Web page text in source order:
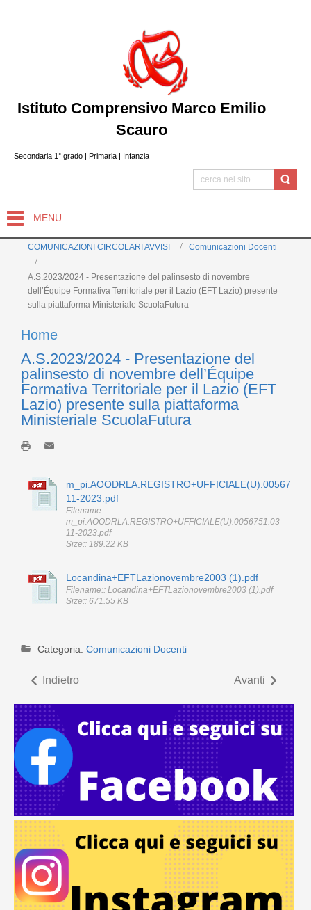
Istituto Comprensivo Marco Emilio
Scauro
Secondaria 1° grado | Primaria | Infanzia
MENU
COMUNICAZIONI CIRCOLARI AVVISI Comunicazioni Docenti
A.S.2023/2024 - Presentazione del palinsesto di novembre
dell’Équipe Formativa Territoriale per il Lazio (EFT Lazio) presente
sulla piattaforma Ministeriale ScuolaFutura
Home
A.S.2023/2024 - Presentazione del
palinsesto di novembre dell’Équipe
Formativa Territoriale per il Lazio (EFT
Lazio) presente sulla piattaforma
Ministeriale ScuolaFutura
11-2023.pdf
Filename::
m_pi.AOODRLA.REGISTRO+UFFICIALE(U).0056751.03-
11-2023.pdf
Size:: 189.22 KB
Locandina+EFTLazionovembre2003 (1).pdf
Filename:: Locandina+EFTLazionovembre2003 (1).pdf
Size:: 671.55 KB
Categoria: Comunicazioni Docenti
Indietro Avanti